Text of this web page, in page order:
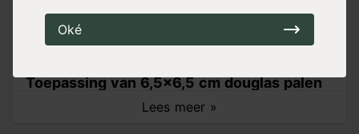
Oké
vergrijzen van het hout mooi zichtbaar. Het bijzondere
aan ons douglashout is dat het
wordt,
Lees meer »
Toepassing van 6,5x6,5 cm douglas palen